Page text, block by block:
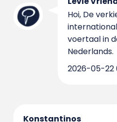
Hoi, De
voertaal in
Nederlands.
2026-05-22
Konstantinos